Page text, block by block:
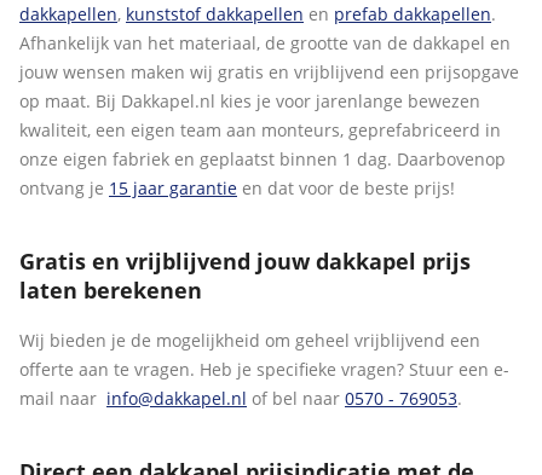
dakkapellen, kunststof dakkapellen en prefab dakkapellen.
Afhankelijk van het materiaal, de grootte van de dakkapel en
jouw wensen maken wij gratis en vrijblijvend een prijsopgave
op maat. Bij Dakkapel.nl kies je voor jarenlange bewezen
kwaliteit, een eigen team aan monteurs, geprefabriceerd in
onze eigen fabriek en geplaatst binnen 1 dag. Daarbovenop
ontvang je 15 jaar garantie en dat voor de beste prijs!
Gratis en vrijblijvend jouw dakkapel prijs
laten berekenen
Wij bieden je de mogelijkheid om geheel vrijblijvend een
offerte aan te vragen. Heb je specifieke vragen? Stuur een e-
mail naar info@dakkapel.nl of bel naar 0570 - 769053.